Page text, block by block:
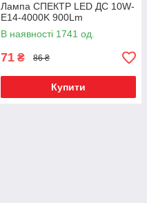
Лампа СПЕКТР LED ДС 10W-
E14-4000K 900Lm
В наявності 1741 од.
71 ₴ 86 ₴
Купити